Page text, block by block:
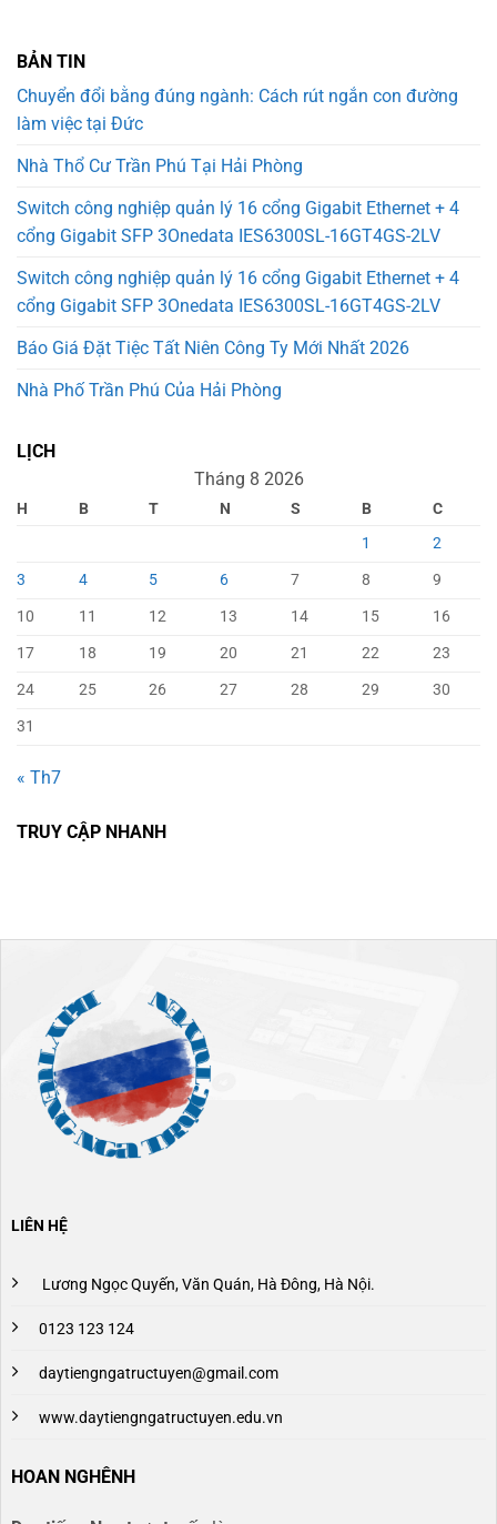
BẢN TIN
Chuyển đổi bằng đúng ngành: Cách rút ngắn con đường
làm việc tại Đức
Nhà Thổ Cư Trần Phú Tại Hải Phòng
Switch công nghiệp quản lý 16 cổng Gigabit Ethernet + 4
cổng Gigabit SFP 3Onedata IES6300SL-16GT4GS-2LV
Switch công nghiệp quản lý 16 cổng Gigabit Ethernet + 4
cổng Gigabit SFP 3Onedata IES6300SL-16GT4GS-2LV
Báo Giá Đặt Tiệc Tất Niên Công Ty Mới Nhất 2026
Nhà Phố Trần Phú Của Hải Phòng
LỊCH
Tháng 8 2026
H B T N S B
C
1
2
3
4 5 6 7 8
9
10
11 12 13 14 15
16
17
18 19 20 21 22
23
24
25 26 27 28 29
30
31
« Th7
TRUY CẬP NHANH
LIÊN HỆ
Lương Ngọc Quyến, Văn Quán, Hà Đông, Hà Nội.
0123 123 124
daytiengngatructuyen@gmail.com
www.daytiengngatructuyen.edu.vn
HOAN NGHÊNH